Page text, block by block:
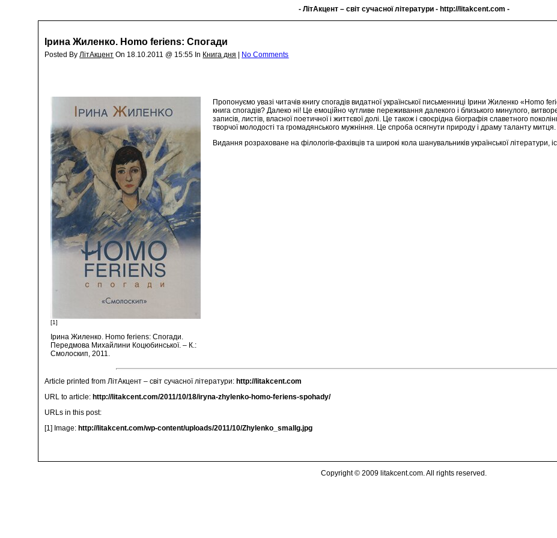
- ЛітАкцент – світ сучасної літератури - http://litakcent.com -
Ірина Жиленко. Homo feriens: Спогади
Posted ByЛітАкцент On 18.10.2011 @ 15:55 In Книга дня No Comments
[1]
Ірина Жиленко. Homo feriens: Спогади.
Передмова Михайлини Коцюбинської. – К.:
Смолоскип, 2011.
Пропонуємо увазі читачів книгу спогадів видатної української письменниці Ірини Жиленко
книга спогадів? Далеко ні! Це емоційно чутливе переживання далекого і близького минулого,
записів, листів, власної поетичної і життєвої долі. Це також і своєрідна біографія славетного
творчої молодості та громадянського мужніння. Це спроба осягнути природу і драму таланту митця.
Видання розраховане на філологів-фахівців та широкі кола шанувальників української літератури,
Article printed from ЛітАкцент – світ сучасної літератури: http://litakcent.com
URL to article: http://litakcent.com/2011/10/18/iryna-zhylenko-homo-feriens-spohady/
URLs in this post:
[1] Image: http://litakcent.com/wp-content/uploads/2011/10/Zhylenko_smallg.jpg
Copyright © 2009 litakcent.com. All rights reserved.